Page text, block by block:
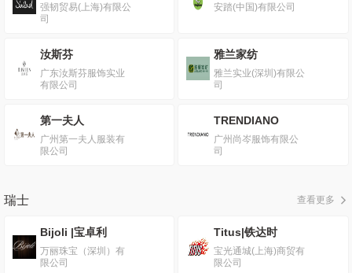
强韧贸易(上海)有限公
司
安踏(中国)有限公司
汝斯芬
广东汝斯芬服饰实业
有限公司
雅兰家纺
雅兰实业(深圳)有限公
司
第一夫人
广州第一夫人服装有
限公司
TRENDIANO
广州尚岑服饰有限公
司
瑞士 查看更多
Bijoli |宝卓利
万丽珠宝（深圳）有
限公司
Titus|铁达时
宝光通城(上海)商贸有
限公司